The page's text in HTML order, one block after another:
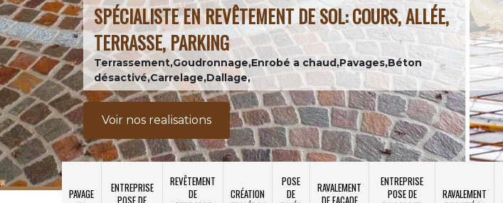
SPÉCIALISTE EN REVÊTEMENT DE SOL: COURS, ALLÉE,
TERRASSE, PARKING
Terrassement,Goudronnage,Enrobé a chaud,Pavages,Béton
désactivé,Carrelage,Dallage,
Voir nos realisations
PAVAGE
ENTREPRISE
POSE DE
REVÊTEMENT
DE
CRÉATION
POSE
DE
RAVALEMENT
DE FAÇADE
ENTREPRISE
POSE DE
RAVALEMENT